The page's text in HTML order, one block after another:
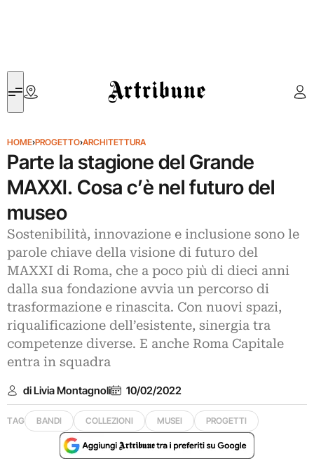
Artribune
HOME›PROGETTO›ARCHITETTURA
Parte la stagione del Grande
MAXXI. Cosa c’è nel futuro del
museo
Sostenibilità, innovazione e inclusione sono le
parole chiave della visione di futuro del
MAXXI di Roma, che a poco più di dieci anni
dalla sua fondazione avvia un percorso di
trasformazione e rinascita. Con nuovi spazi,
riqualificazione dell’esistente, sinergia tra
competenze diverse. E anche Roma Capitale
entra in squadra
di Livia Montagnoli 10/02/2022
TAG BANDI COLLEZIONI MUSEI PROGETTI